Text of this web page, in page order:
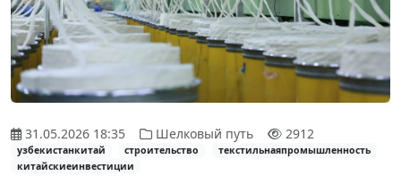
31.05.2026 18:35 Шелковый путь 2912
узбекистанкитай строительство
текстильнаяпромышленность
китайскиеинвестиции